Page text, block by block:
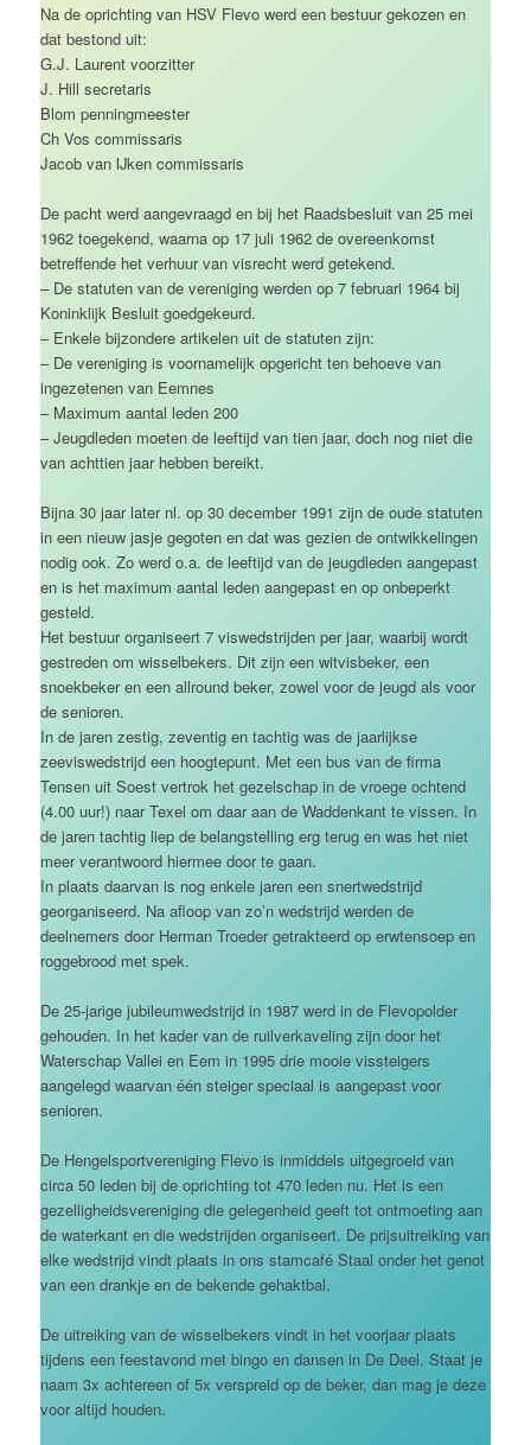
Na de oprichting van HSV Flevo werd een bestuur gekozen en
dat bestond uit:
G.J. Laurent voorzitter
J. Hill secretaris
Blom penningmeester
Ch Vos commissaris
Jacob van IJken commissaris
De pacht werd aangevraagd en bij het Raadsbesluit van 25 mei
1962 toegekend, waarna op 17 juli 1962 de overeenkomst
betreffende het verhuur van visrecht werd getekend.
– De statuten van de vereniging werden op 7 februari 1964 bij
Koninklijk Besluit goedgekeurd.
– Enkele bijzondere artikelen uit de statuten zijn:
– De vereniging is voornamelijk opgericht ten behoeve van
ingezetenen van Eemnes
– Maximum aantal leden 200
– Jeugdleden moeten de leeftijd van tien jaar, doch nog niet die
van achttien jaar hebben bereikt.
Bijna 30 jaar later nl. op 30 december 1991 zijn de oude statuten
in een nieuw jasje gegoten en dat was gezien de ontwikkelingen
nodig ook. Zo werd o.a. de leeftijd van de jeugdleden aangepast
en is het maximum aantal leden aangepast en op onbeperkt
gesteld.
Het bestuur organiseert 7 viswedstrijden per jaar, waarbij wordt
gestreden om wisselbekers. Dit zijn een witvisbeker, een
snoekbeker en een allround beker, zowel voor de jeugd als voor
de senioren.
In de jaren zestig, zeventig en tachtig was de jaarlijkse
zeeviswedstrijd een hoogtepunt. Met een bus van de firma
Tensen uit Soest vertrok het gezelschap in de vroege ochtend
(4.00 uur!) naar Texel om daar aan de Waddenkant te vissen. In
de jaren tachtig liep de belangstelling erg terug en was het niet
meer verantwoord hiermee door te gaan.
In plaats daarvan is nog enkele jaren een snertwedstrijd
georganiseerd. Na afloop van zo’n wedstrijd werden de
deelnemers door Herman Troeder getrakteerd op erwtensoep en
roggebrood met spek.
De 25-jarige jubileumwedstrijd in 1987 werd in de Flevopolder
gehouden. In het kader van de ruilverkaveling zijn door het
Waterschap Vallei en Eem in 1995 drie mooie vissteigers
aangelegd waarvan één steiger speciaal is aangepast voor
senioren.
De Hengelsportvereniging Flevo is inmiddels uitgegroeid van
circa 50 leden bij de oprichting tot 470 leden nu. Het is een
gezelligheidsvereniging die gelegenheid geeft tot ontmoeting aan
de waterkant en die wedstrijden organiseert. De prijsuitreiking van
elke wedstrijd vindt plaats in ons stamcafé Staal onder het genot
van een drankje en de bekende gehaktbal.
De uitreiking van de wisselbekers vindt in het voorjaar plaats
tijdens een feestavond met bingo en dansen in De Deel. Staat je
naam 3x achtereen of 5x verspreid op de beker, dan mag je deze
voor altijd houden.